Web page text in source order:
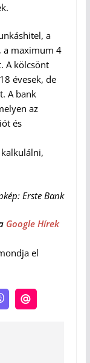
a
a maximum 4
A kölcsönt
évesek, de
A bank
az
és
Erste Bank
Google Hírek
el